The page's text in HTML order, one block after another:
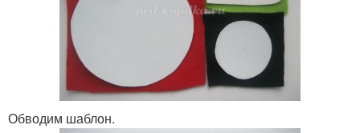
Обводим шаблон.